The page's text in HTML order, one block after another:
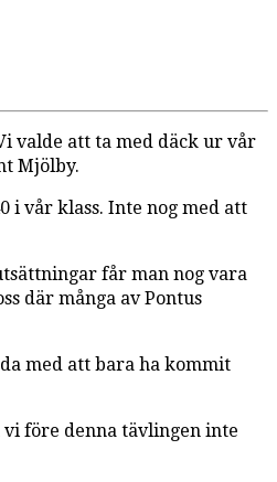
valde att ta med däck ur vår
Mjölby.
i vår klass. Inte nog med att
får man nog vara
där många av Pontus
med att bara ha kommit
före denna tävlingen inte